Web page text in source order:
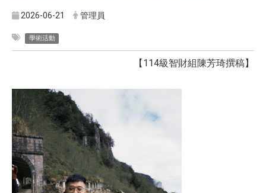
2026-06-21 管理員
學術活動
【114級智財組陳芳琦撰稿】